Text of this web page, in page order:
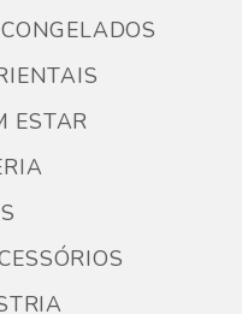
ESTAR